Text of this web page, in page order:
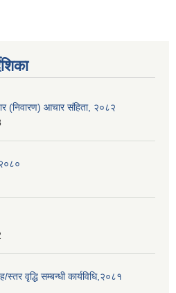
(निवारण) आचार संहिता, २०८२
वृद्धि सम्बन्धी कार्यविधि,२०८१